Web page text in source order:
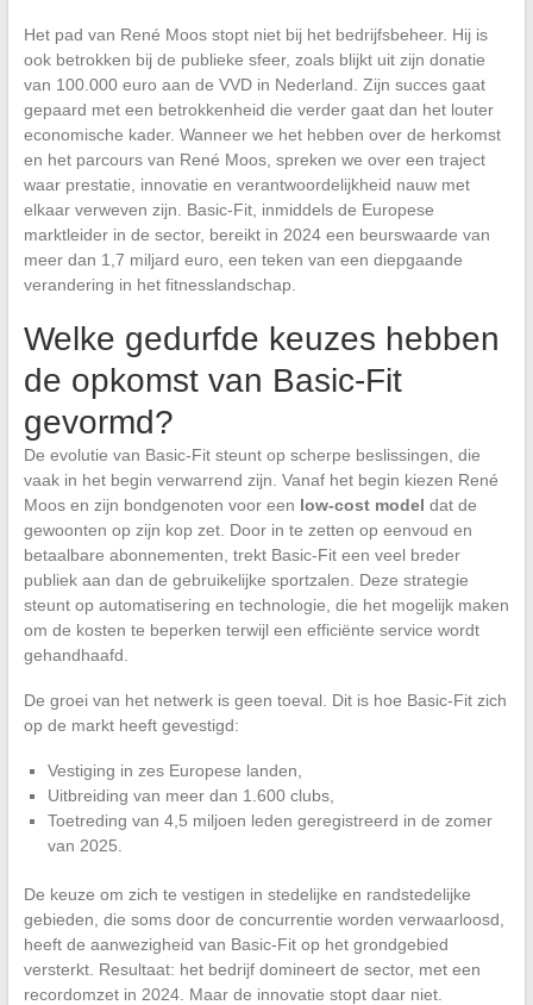
Het pad van René Moos stopt niet bij het bedrijfsbeheer. Hij is
ook betrokken bij de publieke sfeer, zoals blijkt uit zijn donatie
van 100.000 euro aan de VVD in Nederland. Zijn succes gaat
gepaard met een betrokkenheid die verder gaat dan het louter
economische kader. Wanneer we het hebben over de herkomst
en het parcours van René Moos, spreken we over een traject
waar prestatie, innovatie en verantwoordelijkheid nauw met
elkaar verweven zijn. Basic-Fit, inmiddels de Europese
marktleider in de sector, bereikt in 2024 een beurswaarde van
meer dan 1,7 miljard euro, een teken van een diepgaande
verandering in het fitnesslandschap.
Welke gedurfde keuzes hebben
de opkomst van Basic-Fit
gevormd?
De evolutie van Basic-Fit steunt op scherpe beslissingen, die
vaak in het begin verwarrend zijn. Vanaf het begin kiezen René
Moos en zijn bondgenoten voor een low-cost model dat de
gewoonten op zijn kop zet. Door in te zetten op eenvoud en
betaalbare abonnementen, trekt Basic-Fit een veel breder
publiek aan dan de gebruikelijke sportzalen. Deze strategie
steunt op automatisering en technologie, die het mogelijk maken
om de kosten te beperken terwijl een efficiënte service wordt
gehandhaafd.
De groei van het netwerk is geen toeval. Dit is hoe Basic-Fit zich
op de markt heeft gevestigd:
Vestiging in zes Europese landen,
Uitbreiding van meer dan 1.600 clubs,
Toetreding van 4,5 miljoen leden geregistreerd in de zomer
van 2025.
De keuze om zich te vestigen in stedelijke en randstedelijke
gebieden, die soms door de concurrentie worden verwaarloosd,
heeft de aanwezigheid van Basic-Fit op het grondgebied
versterkt. Resultaat: het bedrijf domineert de sector, met een
recordomzet in 2024. Maar de innovatie stopt daar niet.